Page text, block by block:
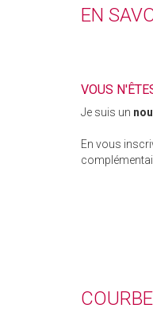
EN
VOUS
Je suis un
En vous